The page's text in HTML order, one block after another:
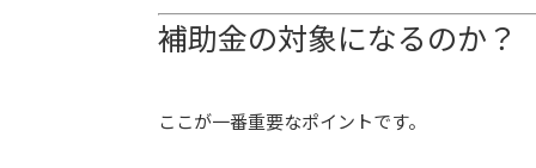
補助金の対象になるのか？
ここが一番重要なポイントです。